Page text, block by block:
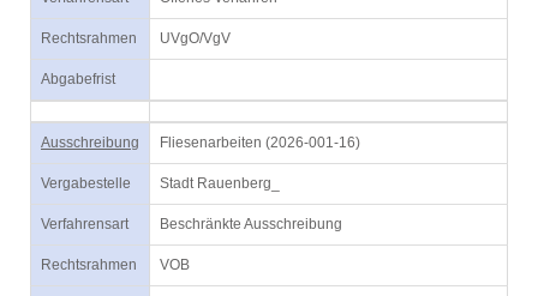
Rechtsrahmen UVgO/VgV
Abgabefrist
Ausschreibung Fliesenarbeiten (2026-001-16)
Vergabestelle Stadt Rauenberg_
Verfahrensart Beschränkte Ausschreibung
Rechtsrahmen VOB